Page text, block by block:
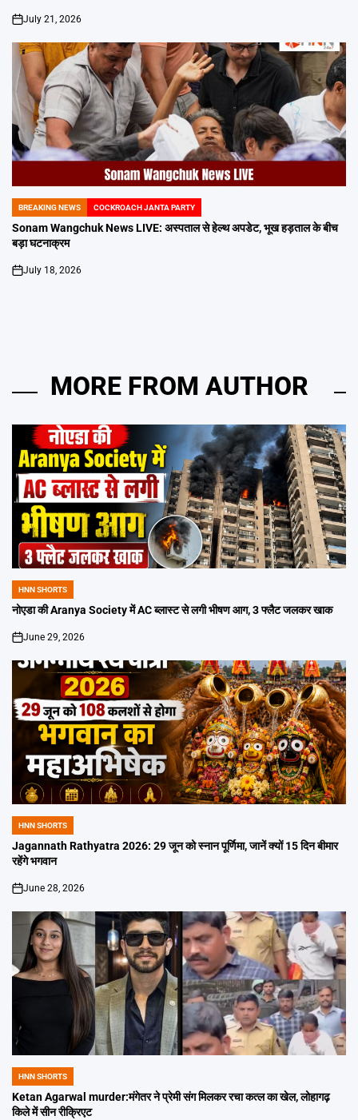
on
July 21, 2026
POSTED
IN
BREAKING NEWS COCKROACH JANTA PARTY
Sonam Wangchuk News LIVE: अस्पताल से हेल्थ अपडेट, भूख हड़ताल के बीच
बड़ा घटनाक्रम
on
July 18, 2026
MORE FROM AUTHOR
POSTED
IN
HNN SHORTS
नोएडा की Aranya Society में AC ब्लास्ट से लगी भीषण आग, 3 फ्लैट जलकर खाक
on
June 29, 2026
POSTED
IN
HNN SHORTS
Jagannath Rathyatra 2026: 29 जून को स्नान पूर्णिमा, जानें क्यों 15 दिन बीमार
रहेंगे भगवान
on
June 28, 2026
POSTED
IN
HNN SHORTS
Ketan Agarwal murder:मंगेतर ने प्रेमी संग मिलकर रचा कत्ल का खेल, लोहागढ़
किले में सीन रीक्रिएट